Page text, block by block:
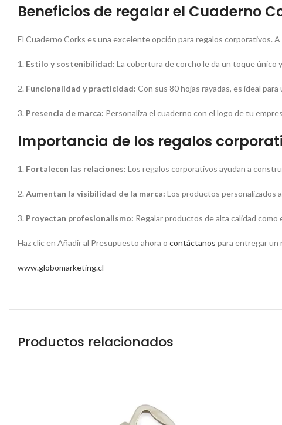
Beneficios de regalar el Cuaderno
El Cuaderno Corks es una excelente opción para regalos corporativos.
1. Estilo y sostenibilidad: La cobertura de corcho le da un toque único
2. Funcionalidad y practicidad: Con sus 80 hojas rayadas, es ideal
3. Presencia de marca: Personaliza el cuaderno con el logo de tu
Importancia de los regalos
1. Fortalecen las relaciones: Los regalos corporativos ayudan a
2. Aumentan la visibilidad de la marca: Los productos personalizados
3. Proyectan profesionalismo: Regalar productos de alta calidad
Haz clic en Añadir al Presupuesto ahora o contáctanos para entregar un
www.globomarketing.cl
Productos relacionados